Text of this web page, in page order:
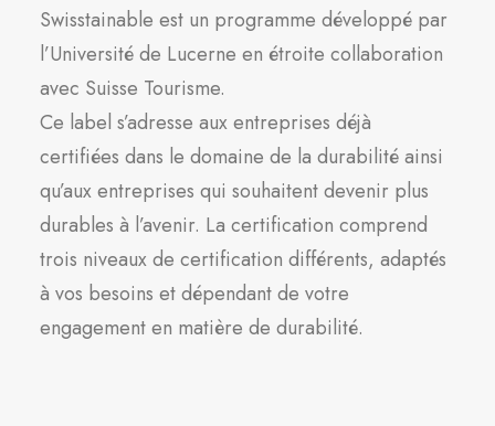
Swisstainable est un programme développé par
l’Université de Lucerne en étroite collaboration
avec Suisse Tourisme.
Ce label s’adresse aux entreprises déjà
certifiées dans le domaine de la durabilité ainsi
qu’aux entreprises qui souhaitent devenir plus
durables à l’avenir. La certification comprend
trois niveaux de certification différents, adaptés
à vos besoins et dépendant de votre
engagement en matière de durabilité.